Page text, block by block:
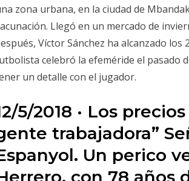
zona urbana, en la ciudad de
Llegó en un mercado de
Víctor Sánchez ha alcanzado los
celebró la efeméride el pasado
un detalle con el jugador.
5/2018 · Los
trabajadora”
Un perico
con 78 años